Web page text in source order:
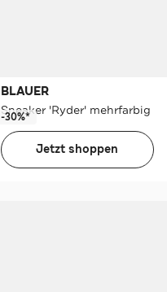
BLAUER
Sneaker 'Ryder' mehrfarbig
-30%*
Jetzt shoppen